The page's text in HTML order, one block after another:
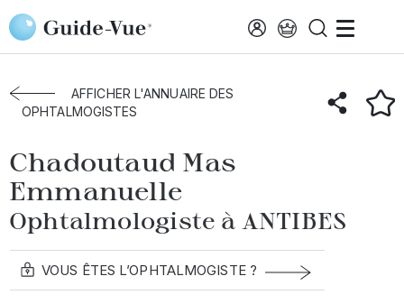
Aller au contenu principal
Accueil Annuaire des ophtalmologistes
Antibes
Chadoutaud Mas Emmanuelle
AFFICHER L'ANNUAIRE DES
OPHTALMOGISTES
Chadoutaud Mas
Emmanuelle
Ophtalmologiste à ANTIBES
VOUS ÊTES L’OPHTALMOGISTE ?